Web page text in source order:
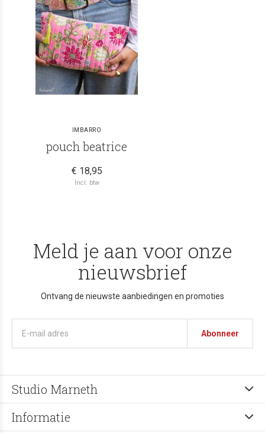
IMBARRO
pouch beatrice
€ 18,95
Incl. btw
Meld je aan voor onze
nieuwsbrief
Ontvang de nieuwste aanbiedingen en promoties
Abonneer
Studio Marneth
Informatie